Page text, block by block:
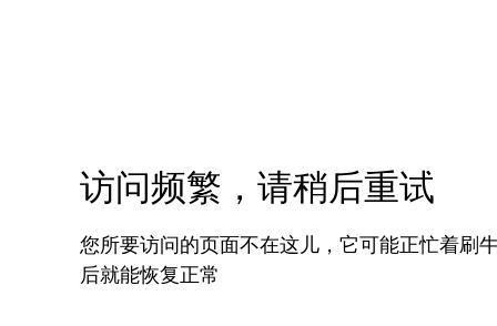
访问频繁，请稍后重试
您所要访问的页面不在这儿，它可能正忙着刷
后就能恢复正常